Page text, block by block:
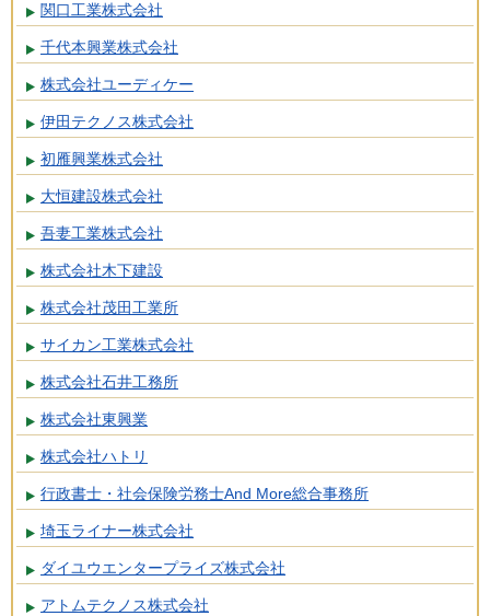
関口工業株式会社
千代本興業株式会社
株式会社ユーディケー
伊田テクノス株式会社
初雁興業株式会社
大恒建設株式会社
吾妻工業株式会社
株式会社木下建設
株式会社茂田工業所
サイカン工業株式会社
株式会社石井工務所
株式会社東興業
株式会社ハトリ
行政書士・社会保険労務士And More総合事務所
埼玉ライナー株式会社
ダイユウエンタープライズ株式会社
アトムテクノス株式会社